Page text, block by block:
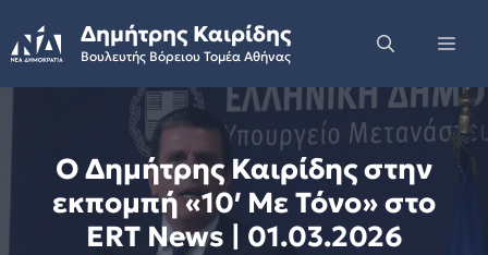
to
content
Δημήτρης Καιρίδης
Βουλευτής Βόρειου Τομέα Αθήνας
Ο Δημήτρης Καιρίδης στην
εκπομπή «10′ Με Τόνο» στο
ERT News | 01.03.2026